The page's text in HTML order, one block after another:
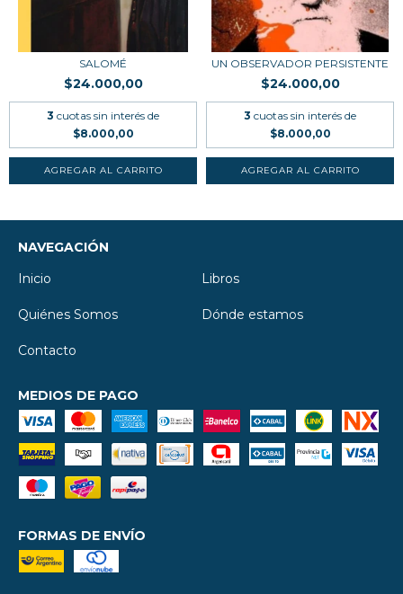
SALOMÉ
$24.000,00
3 cuotas sin interés de
$8.000,00
UN OBSERVADOR PERSISTENTE
$24.000,00
3 cuotas sin interés de
$8.000,00
NAVEGACIÓN
Inicio
Libros
Quiénes Somos Dónde estamos
Contacto
MEDIOS DE PAGO
FORMAS DE ENVÍO